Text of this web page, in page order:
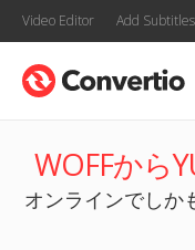
Video Editor Add
WOFFから
オンラインでしか